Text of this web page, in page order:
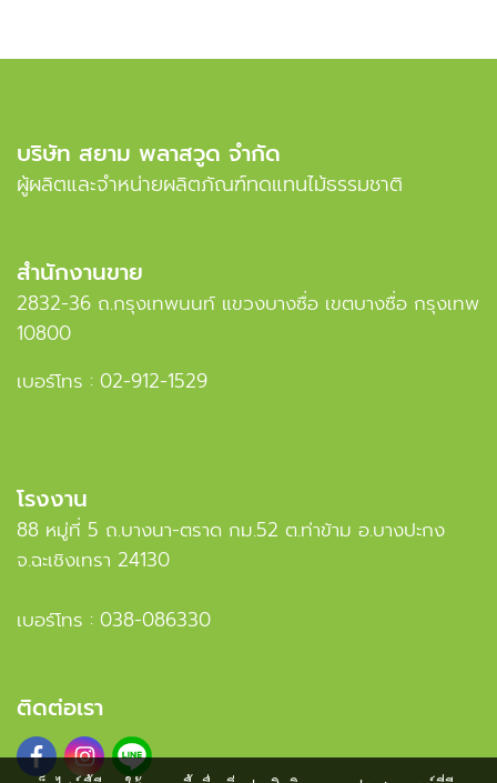
บริษัท สยาม พลาสวูด จำกัด
ผู้ผลิตและจำหน่ายผลิตภัณฑ์ทดแทนไม้ธรรมชาติ
สำนักงานขาย
2832-36 ถ.กรุงเทพนนท์ แขวงบางซื่อ เขตบางซื่อ กรุงเทพ
10800
เบอร์โทร : 02-912-1529
โรงงาน
88 หมู่ที่ 5 ถ.บางนา-ตราด กม.52 ต.ท่าข้าม อ.บางปะกง
จ.ฉะเชิงเทรา 24130
เบอร์โทร : 038-086330
ติดต่อเรา